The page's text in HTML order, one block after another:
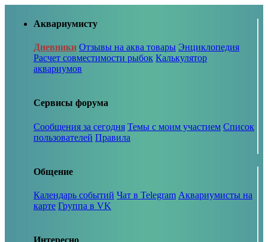
Аквариумисту
Дневники Отзывы на аква товары Энциклопедия
Расчет совместимости рыбок Калькулятор
аквариумов
Сервисы форума
Сообщения за сегодня Темы с моим участием Список
пользователей Правила
Общение
Календарь событий Чат в Telegram Аквариумисты на
карте Группа в VK